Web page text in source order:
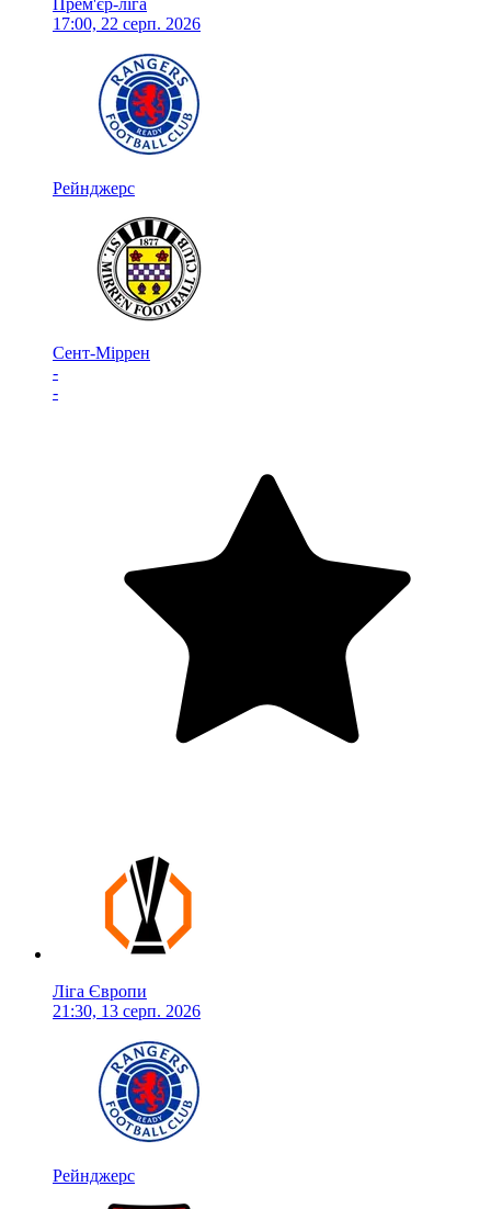
Прем'єр-ліга
17:00, 22 серп. 2026
Рейнджерс
Сент-Міррен
-
-
Ліга Європи
21:30, 13 серп. 2026
Рейнджерс